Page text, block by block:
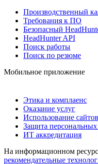
Производственный
Требования к ПО
Безопасный
HeadHunter API
Поиск работы
Поиск по резюме
Мобильное приложение
Этика и комплаенс
Оказание услуг
Использование сайтов
Защита
ИТ аккредитация
На информационном
рекомендательные